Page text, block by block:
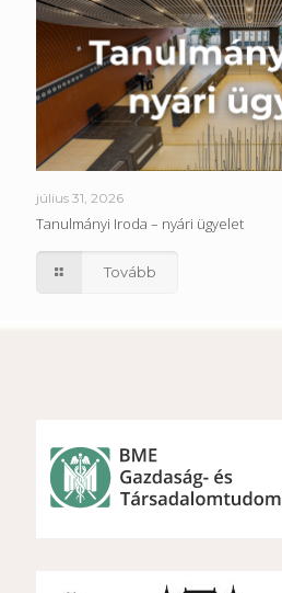
július 31, 2026
Tanulmányi Iroda – nyári ügyelet
Tovább